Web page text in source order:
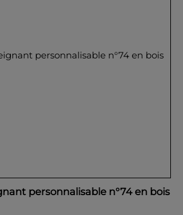
personnalisable n°74 en bois